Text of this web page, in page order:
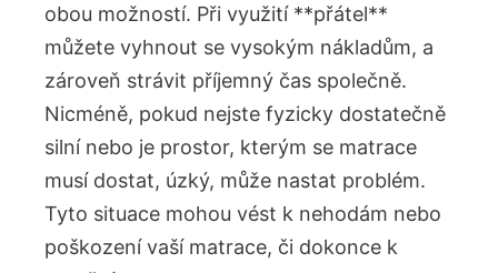
obou možností. Při využití **přátel**
můžete vyhnout se vysokým nákladům, a
zároveň strávit příjemný čas společně.
Nicméně, pokud nejste fyzicky dostatečně
silní nebo je prostor, kterým se matrace
musí dostat, úzký, může nastat problém.
Tyto situace mohou vést k nehodám nebo
poškození vaší matrace, či dokonce k